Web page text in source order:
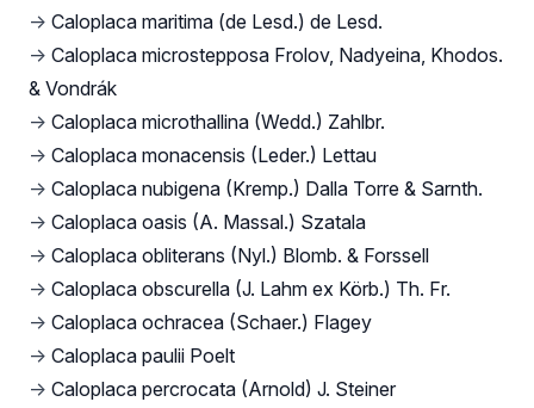
→ Caloplaca maritima (de Lesd.) de Lesd.
→ Caloplaca microstepposa Frolov, Nadyeina, Khodos.
& Vondrák
→ Caloplaca microthallina (Wedd.) Zahlbr.
→ Caloplaca monacensis (Leder.) Lettau
→ Caloplaca nubigena (Kremp.) Dalla Torre & Sarnth.
→ Caloplaca oasis (A. Massal.) Szatala
→ Caloplaca obliterans (Nyl.) Blomb. & Forssell
→ Caloplaca obscurella (J. Lahm ex Körb.) Th. Fr.
→ Caloplaca ochracea (Schaer.) Flagey
→ Caloplaca paulii Poelt
→ Caloplaca percrocata (Arnold) J. Steiner